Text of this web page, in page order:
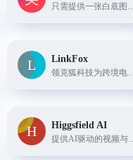
LinkFox
Higgsfield AI